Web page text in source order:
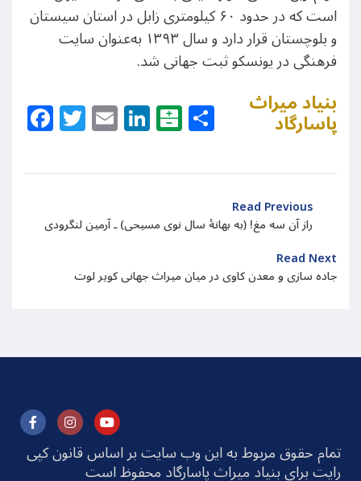
است که در حدود ۶۰ کیلومتری زابل در استان سیستان
و بلوچستان قرار دارد و سال ۱۳۹۳ به‌عنوان سایت
فرهنگی در یونسکو ثبت جهانی شد.
Facebook
Twitter
EmailLinkedIn
Balatarin
Share
بنیاد میراث
پاسارگاد
Read Previous
راز آن سه مغ! (به بهانهٔ سال نوی مسیحی) ـ آرمین لنگرودی
Read Next
جاده سازی و معدن کاوی در میان میراث جهانی کویر لوت
تمام حقوق مربوط به این وب سایت بر اساس قانون کپی
رایت برای بنیاد میراث پاسارگاد محفوظ است